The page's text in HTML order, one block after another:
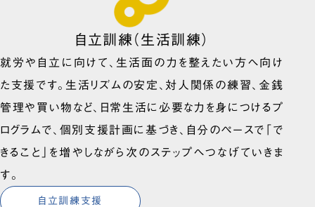
自立訓練（生活訓練）
就労や自立に向けて、生活面の力を整えたい方へ向け
た支援です。生活リズムの安定、対人関係の練習、金銭
管理や買い物など、日常生活に必要な力を身につけるプ
ログラムで、個別支援計画に基づき、自分のペースで「で
きること」を増やしながら次のステップへつなげていきま
す。
自立訓練支援